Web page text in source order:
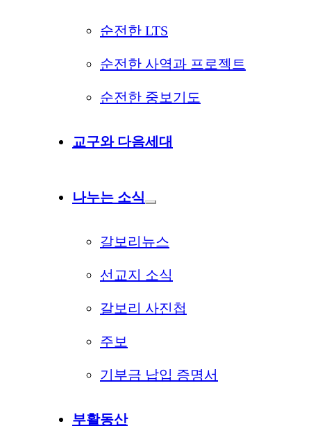
순전한 LTS
순전한 사역과 프로젝트
순전한 중보기도
교구와 다음세대
나누는 소식
갈보리뉴스
선교지 소식
갈보리 사진첩
주보
기부금 납입 증명서
부활동산